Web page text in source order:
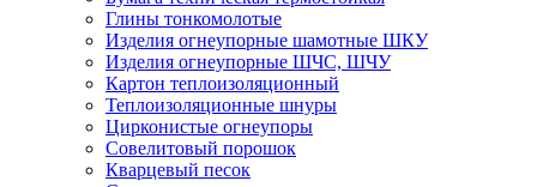
Глины тонкомолотые
Изделия огнеупорные шамотные ШКУ
Изделия огнеупорные ШЧС, ШЧУ
Картон теплоизоляционный
Теплоизоляционные шнуры
Цирконистые огнеупоры
Совелитовый порошок
Кварцевый песок